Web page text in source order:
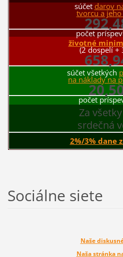
súčetdarov
tvorcu a
počet
životné
(2 dospelí +
súčet všetkých
na náklady na
počet
Za
srdečná
2%/3% dane
Sociálne siete
Naše
Naša stránka